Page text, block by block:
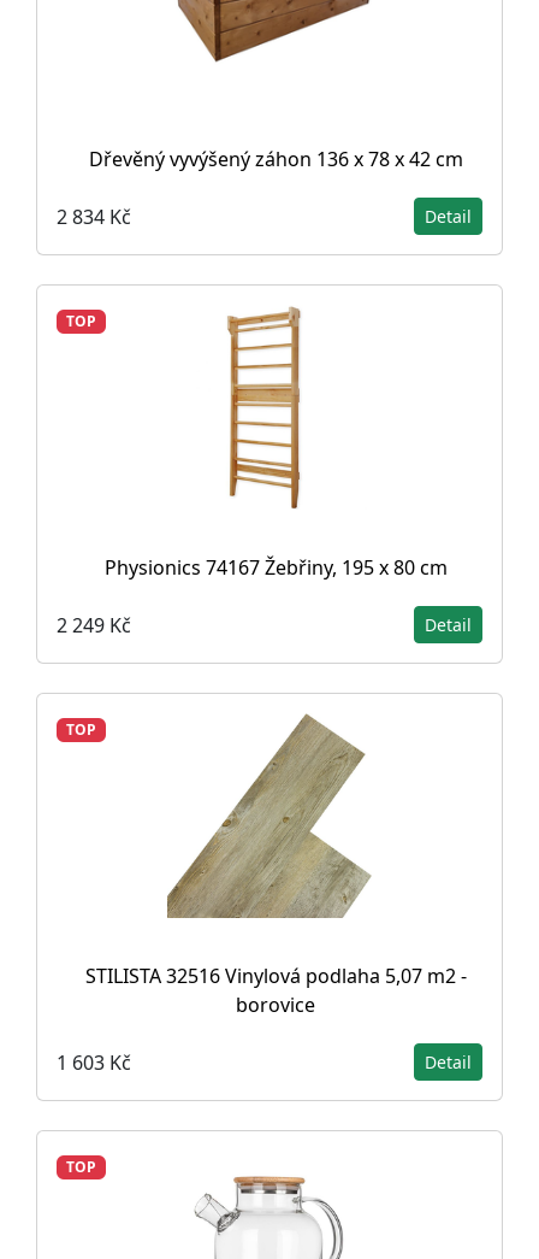
Dřevěný vyvýšený záhon 136 x 78 x 42 cm
2 834 Kč Detail
TOP
Physionics 74167 Žebřiny, 195 x 80 cm
2 249 Kč Detail
TOP
STILISTA 32516 Vinylová podlaha 5,07 m2 -
borovice
1 603 Kč Detail
TOP